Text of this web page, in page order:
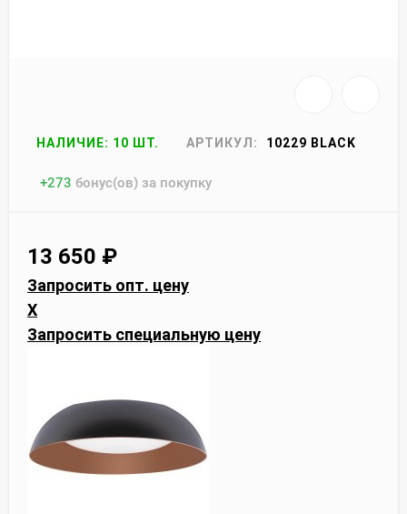
НАЛИЧИЕ: 10 ШТ. АРТИКУЛ: 10229 BLACK
+273 бонус(ов) за покупку
13 650 ₽
Запросить опт. цену
X
Запросить специальную цену